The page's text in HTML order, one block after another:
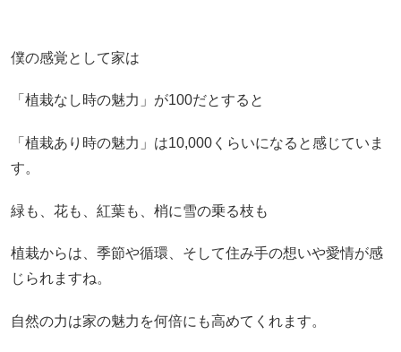
僕の感覚として家は
「植栽なし時の魅力」が100だとすると
「植栽あり時の魅力」は10,000くらいになると感じていま
す。
緑も、花も、紅葉も、梢に雪の乗る枝も
植栽からは、季節や循環、そして住み手の想いや愛情が感
じられますね。
自然の力は家の魅力を何倍にも高めてくれます。